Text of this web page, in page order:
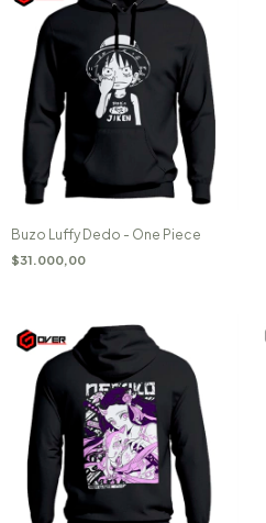
Buzo Luffy Dedo - One Piece
$31.000,00